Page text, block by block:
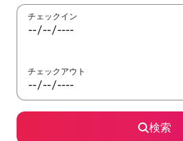
チェックイン
チェックアウト
検索